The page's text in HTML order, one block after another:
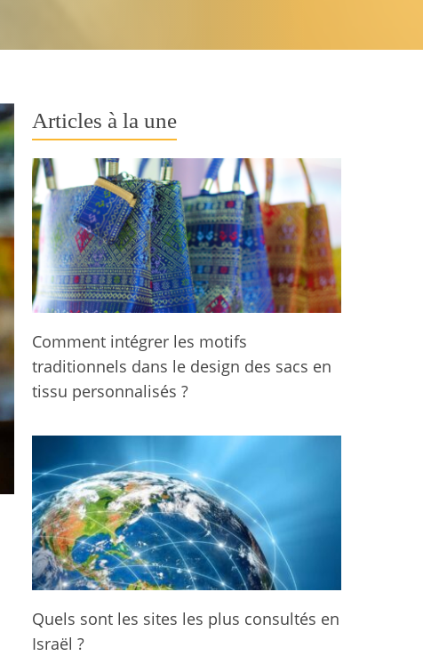
Articles à la une
Comment intégrer les motifs
traditionnels dans le design des sacs en
tissu personnalisés ?
Quels sont les sites les plus consultés en
Israël ?